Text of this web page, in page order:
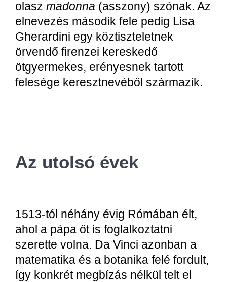
olasz madonna (asszony) szónak. Az
elnevezés második fele pedig Lisa
Gherardini egy köztiszteletnek
örvendő firenzei kereskedő
ötgyermekes, erényesnek tartott
felesége keresztnevéből származik.
Az utolsó évek
1513-tól néhány évig Rómában élt,
ahol a pápa őt is foglalkoztatni
szerette volna. Da Vinci azonban a
matematika és a botanika felé fordult,
így konkrét megbízás nélkül telt el